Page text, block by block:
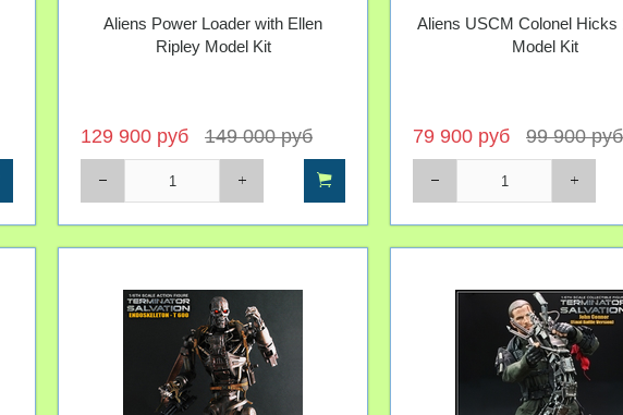
Aliens Power Loader with Ellen
Ripley Model Kit
129 900 руб 149 000 руб
Aliens USCM Colonel Hicks
Model Kit
79 900 руб 99 900 руб